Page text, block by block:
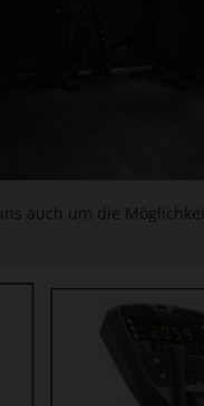
auch um die